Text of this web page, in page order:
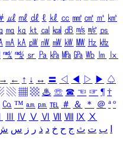
㎕ ㎖ ㎗ ℓ ㎘ ㏄ ㎣ ㎤ ㎥ ㎦
㎎ ㎏ ㏏ ㎈ ㎉ ㏈ ㎧ ㎨ ㎰
㎃ ㎄ ㎺ ㎻ ㎽ ㎾ ㎿ ㎐ ㎑
㎮ ㎯ ㏛ ㎩ ㎪ ㎫ ㎬ ㏝ ㏐
㏓
→ ← ↑ ↓ ↔ 〓 ◁ ◀ ▷ ▶ ♤
▧ ▦ ▩ ♨ ☏ ☎ ☜ ☞ ¶ †
㏇ ™ ㏂ ㏘ ℡ ＃ ＆ ＊ ＠ ª º
Ⅳ Ⅴ Ⅵ Ⅶ Ⅷ Ⅸ Ⅹ
ب ت ث ج ح خ د ذ ر ز س